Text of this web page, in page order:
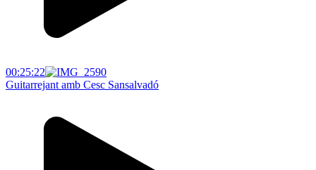
00:25:22
Guitarrejant amb Cesc Sansalvadó